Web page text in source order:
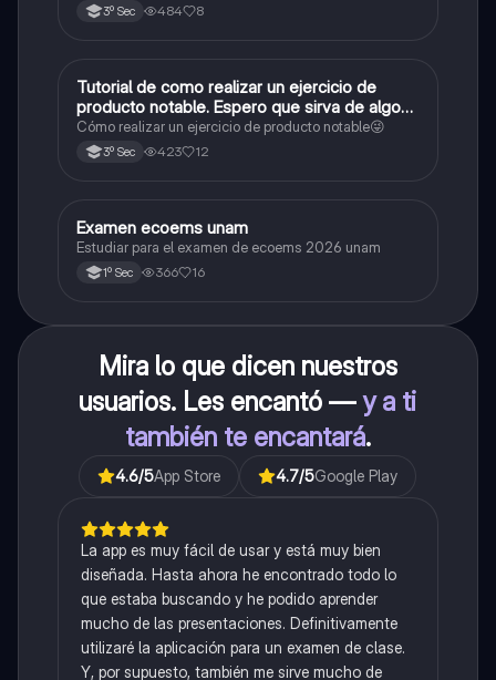
3º Sec 484 8
Matemáticas
Tutorial de como realizar un ejercicio de
producto notable. Espero que sirva de algo💕
😜
Cómo realizar un ejercicio de producto notable😜
3º Sec 423 12
Español
Examen ecoems unam
Estudiar para el examen de ecoems 2026 unam
1º Sec 366 16
Mira lo que dicen nuestros
usuarios. Les encantó —y a ti
también te encantará.
4.6/5App Store 4.7/5Google Play
La app es muy fácil de usar y está muy bien
diseñada. Hasta ahora he encontrado todo lo
que estaba buscando y he podido aprender
mucho de las presentaciones. Definitivamente
utilizaré la aplicación para un examen de clase.
Y, por supuesto, también me sirve mucho de